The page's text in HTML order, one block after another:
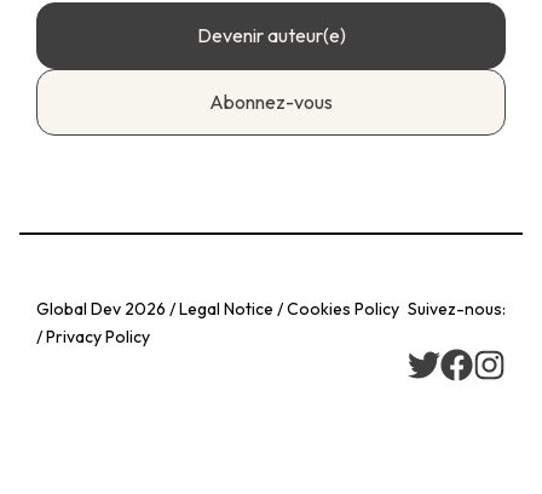
Devenir auteur(e)
Abonnez-vous
Global Dev 2026 / Legal Notice / Cookies Policy
/ Privacy Policy
Suivez-nous: